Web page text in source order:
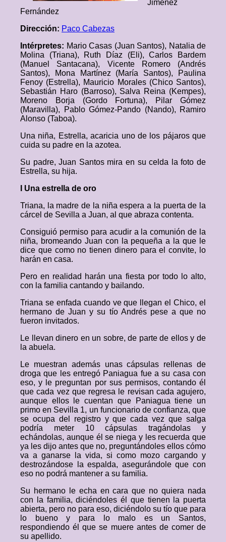
Jiménez
Fernández
Dirección: Paco Cabezas
Intérpretes: Mario Casas (Juan Santos), Natalia de
Molina (Triana), Ruth Díaz (Eli), Carlos Bardem
(Manuel Santacana), Vicente Romero (Andrés
Santos), Mona Martínez (María Santos), Paulina
Fenoy (Estrella), Mauricio Morales (Chico Santos),
Sebastián Haro (Barroso), Salva Reina (Kempes),
Moreno Borja (Gordo Fortuna), Pilar Gómez
(Maravilla), Pablo Gómez-Pando (Nando), Ramiro
Alonso (Taboa).
Una niña, Estrella, acaricia uno de los pájaros que
cuida su padre en la azotea.
Su padre, Juan Santos mira en su celda la foto de
Estrella, su hija.
I Una estrella de oro
Triana, la madre de la niña espera a la puerta de la
cárcel de Sevilla a Juan, al que abraza contenta.
Consiguió permiso para acudir a la comunión de la
niña, bromeando Juan con la pequeña a la que le
dice que como no tienen dinero para el convite, lo
harán en casa.
Pero en realidad harán una fiesta por todo lo alto,
con la familia cantando y bailando.
Triana se enfada cuando ve que llegan el Chico, el
hermano de Juan y su tío Andrés pese a que no
fueron invitados.
Le llevan dinero en un sobre, de parte de ellos y de
la abuela.
Le muestran además unas cápsulas rellenas de
droga que les entregó Paniagua fue a su casa con
eso, y le preguntan por sus permisos, contando él
que cada vez que regresa le revisan cada agujero,
aunque ellos le cuentan que Paniagua tiene un
primo en Sevilla 1, un funcionario de confianza, que
se ocupa del registro y que cada vez que salga
podría meter 10 cápsulas tragándolas y
echándolas, aunque él se niega y les recuerda que
ya les dijo antes que no, preguntándoles ellos cómo
va a ganarse la vida, si como mozo cargando y
destrozándose la espalda, asegurándole que con
eso no podrá mantener a su familia.
Su hermano le echa en cara que no quiera nada
con la familia, diciéndoles él que tienen la puerta
abierta, pero no para eso, diciéndolo su tío que para
lo bueno y para lo malo es un Santos,
respondiendo él que se muere antes de comer de
su apellido.